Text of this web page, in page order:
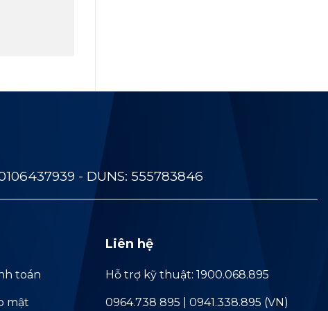
- DUNS: 555783846
toán
mật
Liên hệ
Hỗ trợ kỹ thuật: 1900.068.895
0964.738 895 | 0941.338.895 (VN)